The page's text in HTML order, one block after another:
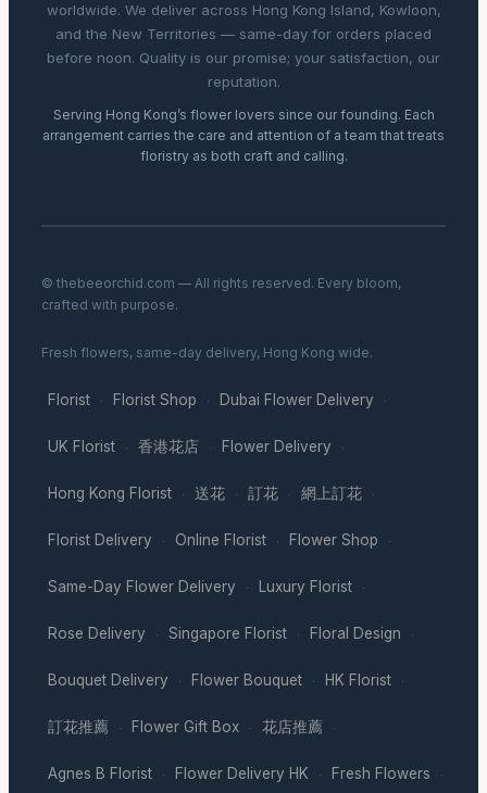
worldwide. We deliver across Hong Kong Island, Kowloon,
and the New Territories — same-day for orders placed
before noon. Quality is our promise; your satisfaction, our
reputation.
Serving Hong Kong’s flower lovers since our founding. Each
arrangement carries the care and attention of a team that treats
floristry as both craft and calling.
© thebeeorchid.com — All rights reserved. Every bloom,
crafted with purpose.
Fresh flowers, same-day delivery, Hong Kong wide.
Florist · Florist Shop · Dubai Flower Delivery ·
UK Florist · 香港花店 · Flower Delivery ·
Hong Kong Florist · 送花 · 訂花 · 網上訂花 ·
Florist Delivery · Online Florist · Flower Shop ·
Same-Day Flower Delivery · Luxury Florist ·
Rose Delivery · Singapore Florist · Floral Design ·
Bouquet Delivery · Flower Bouquet · HK Florist ·
訂花推薦 · Flower Gift Box · 花店推薦 ·
Agnes B Florist · Flower Delivery HK · Fresh Flowers ·